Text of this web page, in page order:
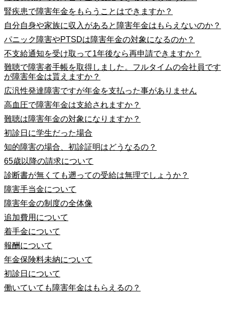
腎疾患で障害年金をもらうことはできますか？
自分自身や家族に収入があると障害年金はもらえないのか？
パニック障害やPTSDは障害年金の対象になるのか？
不支給通知を受け取って1年後なら再申請できますか？
難聴で障害者手帳を取得しました。フルタイムの会社員です
が障害年金は貰えますか？
広汎性発達障害ですが年金を支払った事がありません
高血圧で障害年金は支給されますか？
難聴は障害年金の対象になりますか？
初診日に学生だった場合
知的障害の場合、初診証明はどうなるの？
65歳以降の請求について
診断書が無くても遡っての受給は無理でしょうか？
障害手当金について
障害年金の制度の全体像
追加費用について
着手金について
報酬について
年金保険料未納について
初診日について
働いていても障害年金はもらえるの？